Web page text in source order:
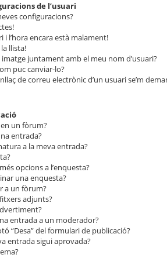
de l’usuari
configuracions?
i l’hora encara està malament!
llista!
juntament amb el meu nom d’usuari?
puc canviar-lo?
de correu electrònic d’un usuari se’m
un fòrum?
entrada?
a la meva entrada?
opcions a l’enquesta?
una enquesta?
a un fòrum?
adjunts?
entrada a un moderador?
“Desa” del formulari de publicació?
entrada sigui aprovada?